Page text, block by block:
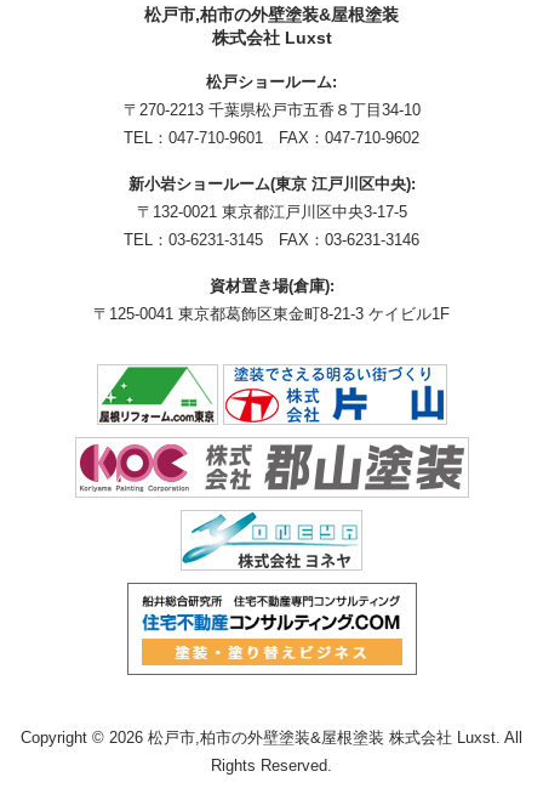
松戸市,柏市の外壁塗装&屋根塗装
株式会社 Luxst
松戸ショールーム:
〒270-2213 千葉県松戸市五香８丁目34-10
TEL： 047-710-9601 FAX：047-710-9602
新小岩ショールーム(東京 江戸川区中央):
〒132-0021 東京都江戸川区中央3-17-5
TEL： 03-6231-3145 FAX：03-6231-3146
資材置き場(倉庫):
〒125-0041 東京都葛飾区東金町8-21-3 ケイビル1F
Copyright © 2026 松戸市,柏市の外壁塗装&屋根塗装 株式会社 Luxst. All
Rights Reserved.